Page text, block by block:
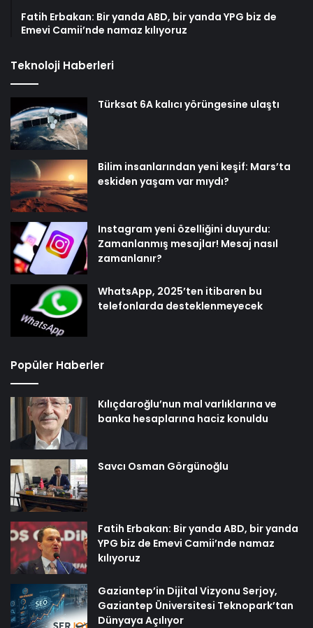
Fatih Erbakan: Bir yanda ABD, bir yanda YPG biz de
Emevi Camii’nde namaz kılıyoruz
Teknoloji Haberleri
Türksat 6A kalıcı yörüngesine ulaştı
Bilim insanlarından yeni keşif: Mars’ta
eskiden yaşam var mıydı?
Instagram yeni özelliğini duyurdu:
Zamanlanmış mesajlar! Mesaj nasıl
zamanlanır?
WhatsApp, 2025’ten itibaren bu
telefonlarda desteklenmeyecek
Popüler Haberler
Kılıçdaroğlu’nun mal varlıklarına ve
banka hesaplarına haciz konuldu
Savcı Osman Görgünoğlu
Fatih Erbakan: Bir yanda ABD, bir yanda
YPG biz de Emevi Camii’nde namaz
kılıyoruz
Gaziantep’in Dijital Vizyonu Serjoy,
Gaziantep Üniversitesi Teknopark’tan
Dünyaya Açılıyor